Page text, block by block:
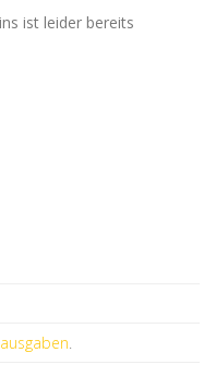
ist leider bereits
.